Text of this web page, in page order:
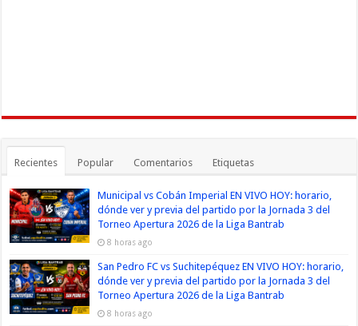
Recientes Popular Comentarios Etiquetas
Municipal vs Cobán Imperial EN VIVO HOY: horario,
dónde ver y previa del partido por la Jornada 3 del
Torneo Apertura 2026 de la Liga Bantrab
8 horas ago
San Pedro FC vs Suchitepéquez EN VIVO HOY: horario,
dónde ver y previa del partido por la Jornada 3 del
Torneo Apertura 2026 de la Liga Bantrab
8 horas ago